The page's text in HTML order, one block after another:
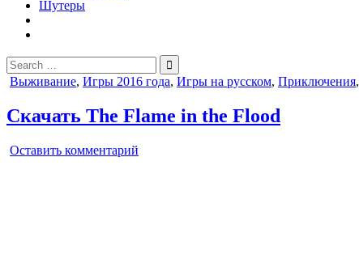
Шутеры
Search
for:
Posted
Выживание, Игры 2016 года, Игры на русском, Приключения,
Скачать The Flame in the Flood
Оставить комментарий